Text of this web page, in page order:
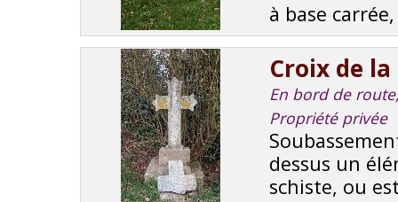
à base
Croix de
En bord de
Propriété privée
dessus un
schiste, ou